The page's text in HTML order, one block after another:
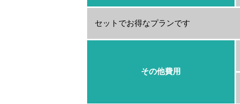
セットでお得なプランです
その他費用